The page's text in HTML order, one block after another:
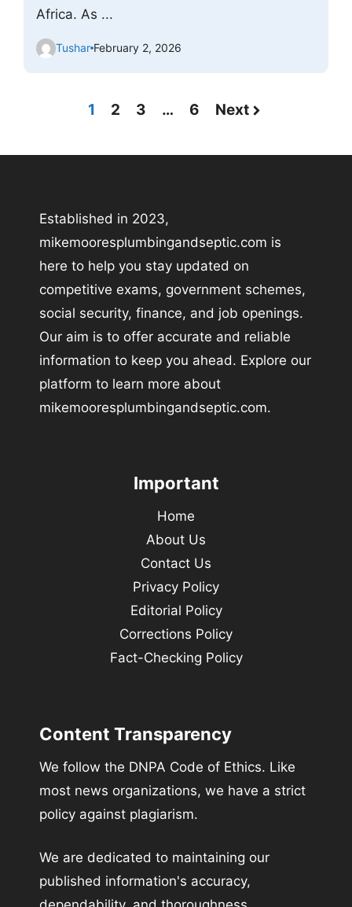
Africa. As ...
Tushar February 2, 2026
1 2 3 … 6 Next
Established in 2023,
mikemooresplumbingandseptic.com is
here to help you stay updated on
competitive exams, government schemes,
social security, finance, and job openings.
Our aim is to offer accurate and reliable
information to keep you ahead. Explore our
platform to learn more about
mikemooresplumbingandseptic.com.
Important
Home
About Us
Contact Us
Privacy Policy
Editorial Policy
Corrections Policy
Fact-Checking Policy
Content Transparency
We follow the DNPA Code of Ethics. Like
most news organizations, we have a strict
policy against plagiarism.
We are dedicated to maintaining our
published information's accuracy,